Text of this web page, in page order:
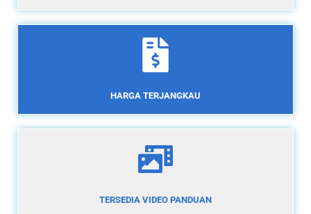
HARGA TERJANGKAU
TERSEDIA VIDEO PANDUAN